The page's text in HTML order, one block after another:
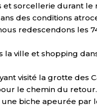
sorcellerie durant le
des conditions
redescendons les
ville et shopping
visité la grotte des
le chemin du retour.
biche apeurée par